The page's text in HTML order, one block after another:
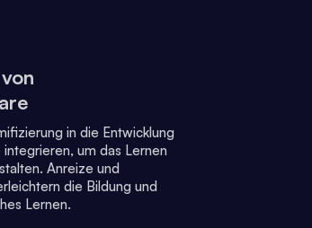
in die Entwicklung
um das Lernen
Anreize und
die Bildung und
Lernen.